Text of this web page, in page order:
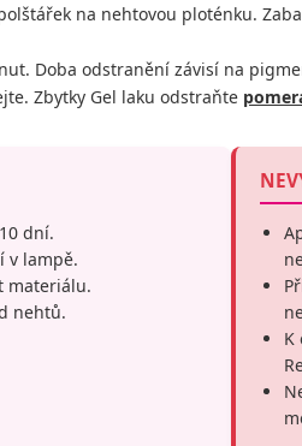
na nehtovou ploténku.
Doba odstranění závisí na
Zbytky Gel laku odstraňte
dní.
v lampě.
materiálu.
nehtů.
K